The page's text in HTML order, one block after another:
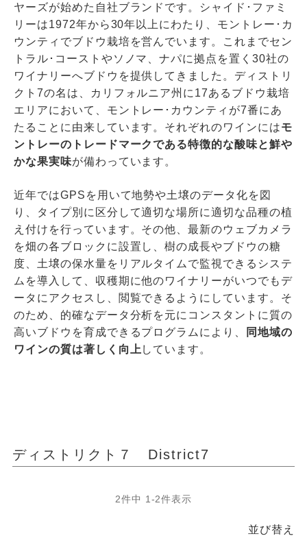
ヤーズが始めた自社ブランドです。シャイド･ファミ
リーは1972年から30年以上にわたり、モントレー･カ
ウンティでブドウ栽培を営んでいます。これまでセン
トラル･コーストやソノマ、ナパに拠点を置く30社の
ワイナリーへブドウを提供してきました。ディストリ
クト7の名は、カリフォルニア州に17あるブドウ栽培
エリアにおいて、モントレー･カウンティが7番にあ
たることに由来しています。それぞれのワインにはモ
ントレーのトレードマークである特徴的な酸味と鮮や
かな果実味が備わっています。
近年ではGPSを用いて地勢や土壌のデータ化を図
り、タイプ別に区分して適切な場所に適切な品種の植
え付けを行っています。その他、最新のウェブカメラ
を畑の各ブロックに設置し、樹の成長やブドウの糖
度、土壌の保水量をリアルタイムで監視できるシステ
ムを導入して、収穫期に他のワイナリーがいつでもデ
ータにアクセスし、閲覧できるようにしています。そ
のため、的確なデータ分析を元にコンスタントに質の
高いブドウを育成できるプログラムにより、
同地域の
ワインの質は著しく向上 しています。
ディストリクト７ District7
並び替え
2件中 1 -2件表示